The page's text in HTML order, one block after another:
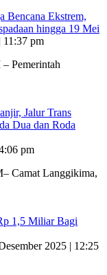
Bencana Ekstrem,
hingga 19 Mei
11:37 pm
Pemerintah
Jalur Trans
Dua dan Roda
pm
Camat Langgikima,
1,5 Miliar Bagi
2025 | 12:25